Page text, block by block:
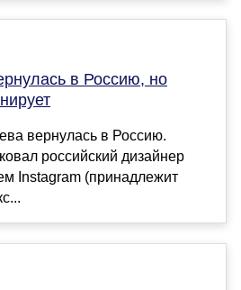
в Россию, но
вернулась в Россию.
российский дизайнер
Instagram (принадлежит